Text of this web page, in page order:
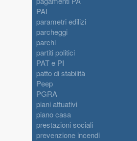
PAI
parametri edilizi
parcheggi
parchi
partiti politici
PAT e PI
patto di stabilità
Peep
PGRA
piani attuativi
piano casa
prestazioni sociali
prevenzione incendi